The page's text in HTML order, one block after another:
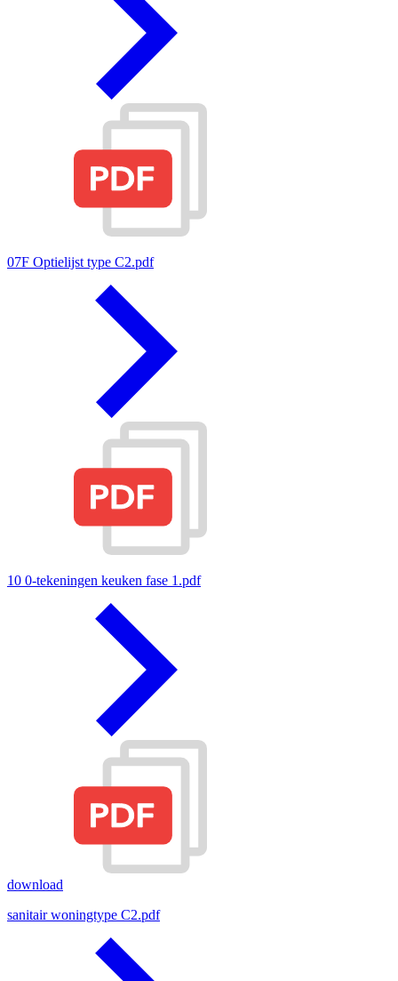
07F Optielijst type C2.pdf
10 0-tekeningen keuken fase 1.pdf
download
sanitair woningtype C2.pdf